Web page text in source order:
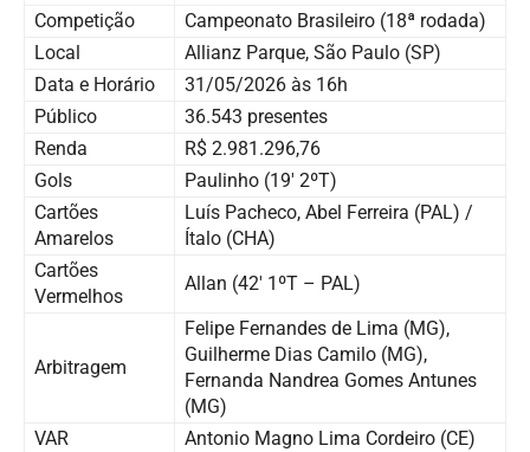
Competição
Campeonato Brasileiro (18ª rodada)
Local
Allianz Parque, São Paulo (SP)
Data e Horário
31/05/2026 às 16h
Público
36.543 presentes
Renda
R$ 2.981.296,76
Gols
Paulinho (19′ 2ºT)
Cartões
Amarelos
Luís Pacheco, Abel Ferreira (PAL) /
Ítalo (CHA)
Cartões
Vermelhos
Allan (42′ 1ºT – PAL)
Arbitragem
Felipe Fernandes de Lima (MG),
Guilherme Dias Camilo (MG),
Fernanda Nandrea Gomes Antunes
(MG)
VAR
Antonio Magno Lima Cordeiro (CE)